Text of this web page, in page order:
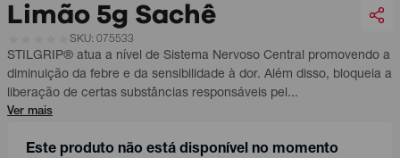
Limão 5g Sachê
SKU: 075533
STILGRIP® atua a nível de Sistema Nervoso Central promovendo a
diminuição da febre e da sensibilidade à dor. Além disso, bloqueia a
liberação de certas substâncias responsáveis pel...
Ver mais
Este produto não está disponível no momento